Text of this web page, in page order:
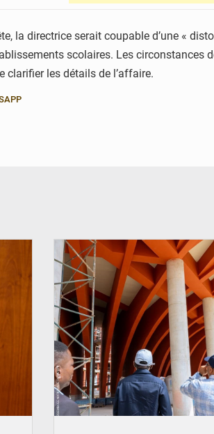
la directrice serait coupable d’une «
scolaires. Les circonstances
clarifier les détails de l’affaire.